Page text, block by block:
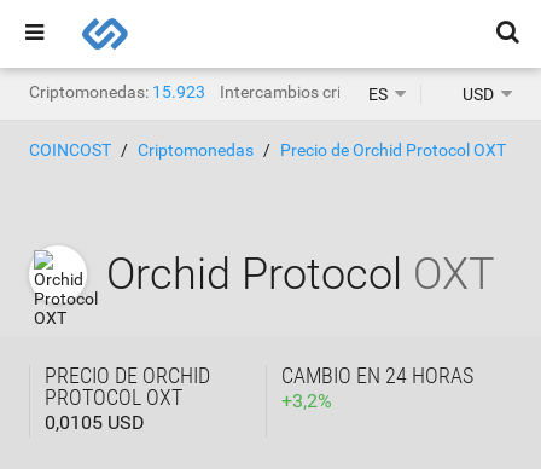
Criptomonedas: 15.923 Intercambios criptográficos: 1471
ES USD
COINCOST Criptomonedas Precio de Orchid Protocol OXT
Orchid Protocol OXT
PRECIO DE ORCHID
PROTOCOL OXT
0,0105 USD
CAMBIO EN 24 HORAS
+3,2%